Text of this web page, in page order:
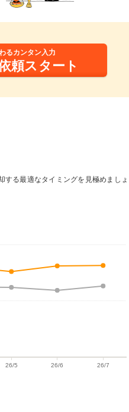
るカンタン入力
頼スタート
る最適なタイミングを見極めましょ